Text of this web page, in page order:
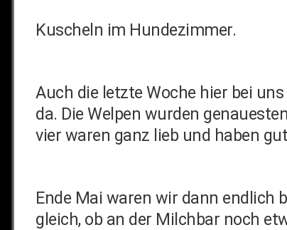
Kuscheln im Hundezimmer.
Auch die letzte Woche hier bei
da. Die Welpen wurden
vier waren ganz lieb und haben
Ende Mai waren wir dann endlich
gleich, ob an der Milchbar noch